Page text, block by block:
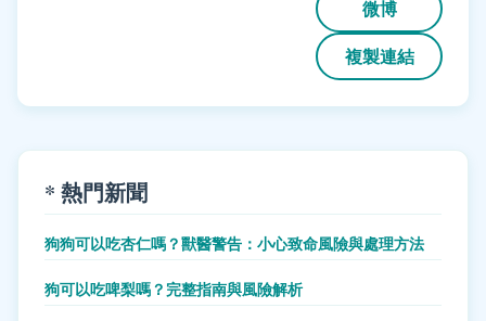
微博
複製連結
* 熱門新聞
狗狗可以吃杏仁嗎？獸醫警告：小心致命風險與處理方法
狗可以吃啤梨嗎？完整指南與風險解析